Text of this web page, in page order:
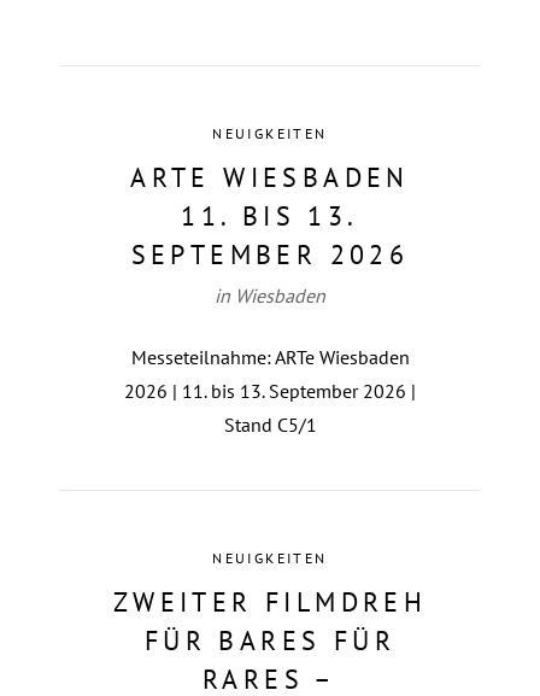
NEUIGKEITEN
ARTE WIESBADEN
11. BIS 13.
SEPTEMBER 2026
in Wiesbaden
Messeteilnahme: ARTe Wiesbaden
2026 | 11. bis 13. September 2026 |
Stand C5/1
NEUIGKEITEN
ZWEITER FILMDREH
FÜR BARES FÜR
RARES –